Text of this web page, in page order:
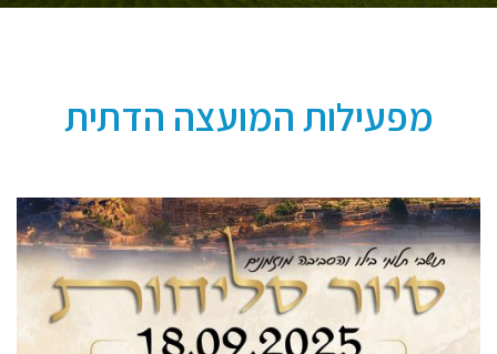
מפעילות המועצה הדתית